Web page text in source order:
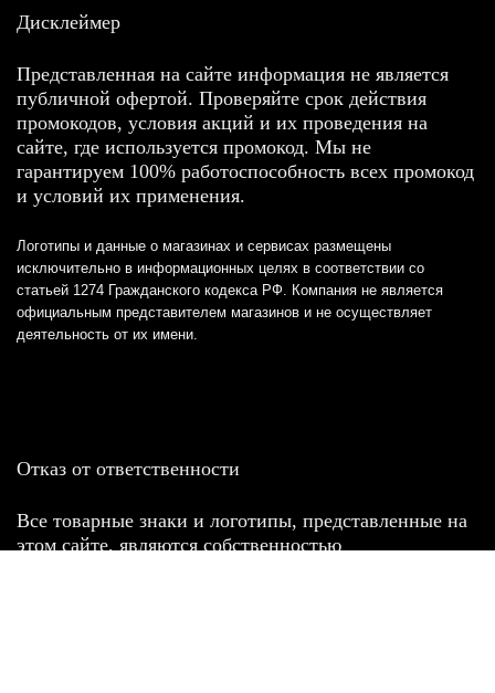
Дисклеймер
Представленная на сайте информация не является
публичной офертой. Проверяйте срок действия
промокодов, условия акций и их проведения на
сайте, где используется промокод. Мы не
гарантируем 100% работоспособность всех промокод
и условий их применения.
Логотипы и данные о магазинах и сервисах размещены
исключительно в информационных целях в соответствии со
статьей 1274 Гражданского кодекса РФ. Компания не является
официальным представителем магазинов и не осуществляет
деятельность от их имени.
Отказ от ответственности
Все товарные знаки и логотипы, представленные на
этом сайте, являются собственностью